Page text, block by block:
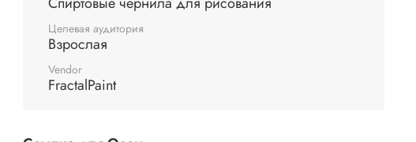
Целевая аудитория
Взрослая
Vendor
FractalPaint